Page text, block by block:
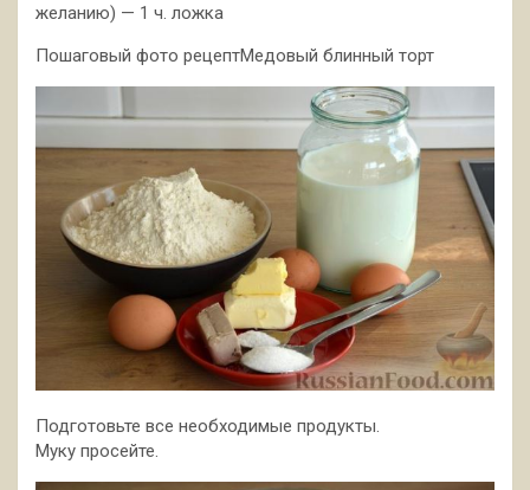
желанию) — 1 ч. ложка
Пошаговый фото рецептМедовый блинный торт
Подготовьте все необходимые продукты.
Муку просейте.